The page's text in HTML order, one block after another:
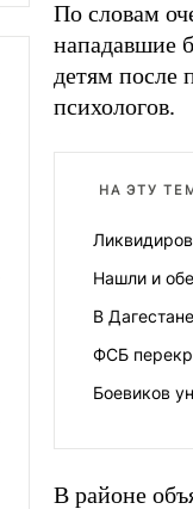
По словам
нападавшие
детям после
психологов.
НА ЭТУ
Нашли и
В
ФСБ
Боевиков
В районе